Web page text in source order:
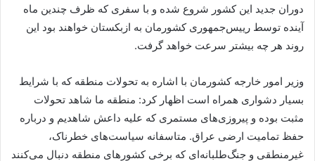
دوران جدید این کشور شروع شده و با سفری که ظرف چندین ماه
آینده توسط رییس‌جمهوری کشورمان به ازبکستان خواهند بود این
روند هر چه بیشتر سرعت خواهد گرفت.
وزیر امور خارجه کشورمان با اشاره به تحولات منطقه که با شرایط
بسیار دشواری همراه است اظهار کرد: منطقه ما شاهد تحولات
مثبت بوده و پیروزی‌های مستمری که علیه داعش شاهدیم و درباره
حفظ تمامیت ارضی عراق. متاسفانه سیاست‌های خطرناک،
غیرمنطقی و جنگ‌طلبانه‌ای که برخی کشورهای منطقه دنبال می‌کنند